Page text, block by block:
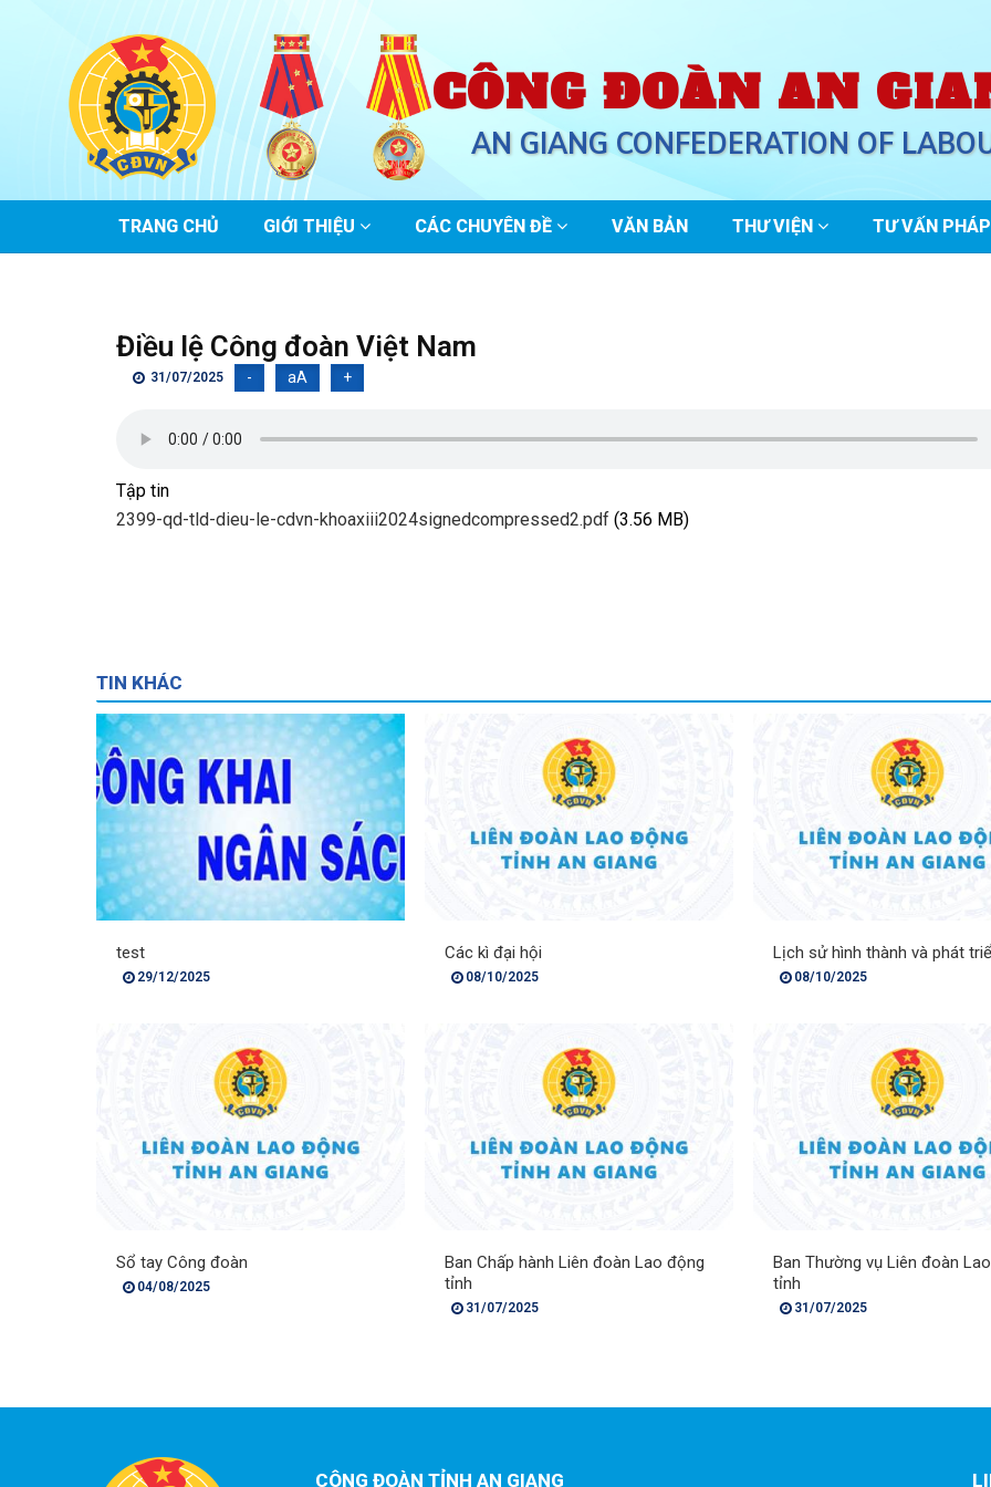
CÔNG ĐOÀN AN
AN GIANG CONFEDERATION OF
MAIN
NAVIGATION
TRANG CHỦ GIỚI THIỆU CÁC CHUYÊN ĐỀ VĂN BẢN THƯ VIỆN TƯ VẤN
Điều lệ Công đoàn Việt Nam
31/07/2025 - aA +
Tập tin
2399-qd-tld-dieu-le-cdvn-khoaxiii2024signedcompressed2.pdf (3.56 MB)
TIN KHÁC
test
29/12/2025
Các kì đại hội
08/10/2025
Lịch sử hình thành và phát
08/10/2025
Sổ tay Công đoàn
04/08/2025
Ban Chấp hành Liên đoàn Lao động
tỉnh
31/07/2025
Ban Thường vụ Liên đoàn
tỉnh
31/07/2025
CÔNG ĐOÀN TỈNH AN GIANG